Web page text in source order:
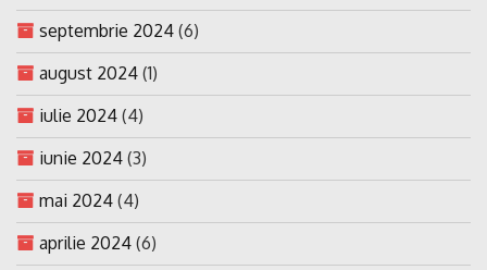
septembrie 2024 (6)
august 2024 (1)
iulie 2024 (4)
iunie 2024 (3)
mai 2024 (4)
aprilie 2024 (6)